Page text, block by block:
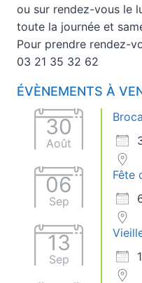
ou sur rendez-vous le
toute la journée et
Pour prendre rendez-
03 21 35 32 62
ÉVÈNEMENTS À
30
Août
06
Sep
Fête
13
Sep